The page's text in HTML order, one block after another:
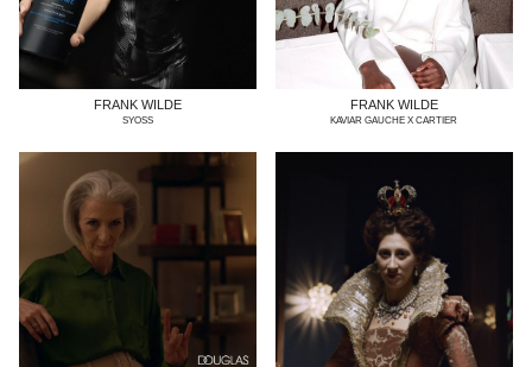
FRANK WILDE
SYOSS
FRANK WILDE
KAVIAR GAUCHE X CARTIER